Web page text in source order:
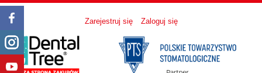
Zarejestruj się Zaloguj się